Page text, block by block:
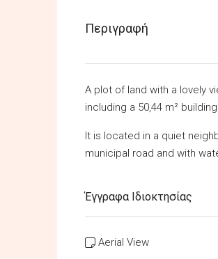
Περιγραφή
A plot of land with a lovely
including a 50,44 m²
It is located in a quiet
municipal road and with
Έγγραφα Ιδιοκτησίας
Aerial View